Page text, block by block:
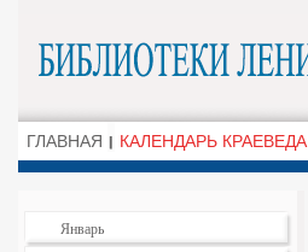
ГЛАВНАЯ КАЛЕНДАРЬ КРАЕВЕДА
Январь